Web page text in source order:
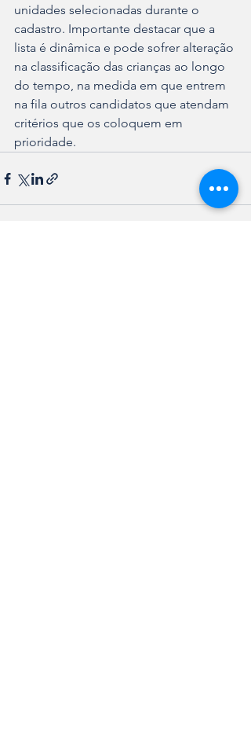
unidades selecionadas durante o
cadastro. Importante destacar que a
lista é dinâmica e pode sofrer alteração
na classificação das crianças ao longo
do tempo, na medida em que entrem
na fila outros candidatos que atendam
critérios que os coloquem em
prioridade.